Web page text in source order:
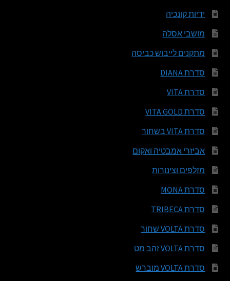
ידיות קונכיה
מושבי אסלה
מתקנים לייבוש כביסה
סדרת DIANA
סדרת VITA
סדרת VITA GOLD
סדרת VITA בשחור
אביזרי אמבטיה ואקום
מזלפים וצינורות
סדרת MONA
סדרת TRIBECA
סדרת VOLTA שחור
סדרת VOLTA זהב מט
סדרת VOLTA מוברש